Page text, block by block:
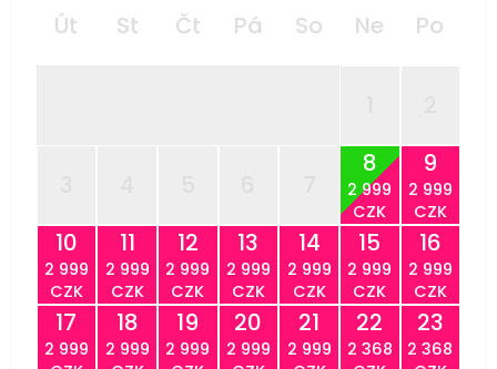
Út St Čt Pá So Ne Po
8
2 999
CZK
9
2 999
CZK
10
2 999
CZK
11
2 999
CZK
12
2 999
CZK
13
2 999
CZK
14
2 999
CZK
15
2 999
CZK
16
2 999
CZK
17
2 999
18
2 999
19
2 999
20
2 999
21
2 999
22
2 368
23
2 368